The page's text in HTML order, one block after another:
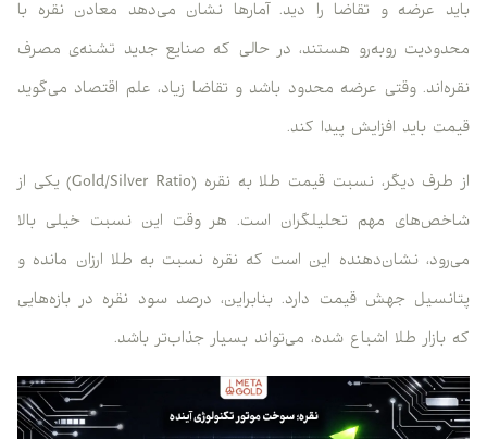
باید عرضه و تقاضا را دید. آمارها نشان می‌دهد معادن نقره با
محدودیت روبه‌رو هستند، در حالی که صنایع جدید تشنه‌ی مصرف
نقره‌اند. وقتی عرضه محدود باشد و تقاضا زیاد، علم اقتصاد می‌گوید
قیمت باید افزایش پیدا کند.
از طرف دیگر، نسبت قیمت طلا به نقره (Gold/Silver Ratio) یکی از
شاخص‌های مهم تحلیلگران است. هر وقت این نسبت خیلی بالا
می‌رود، نشان‌دهنده این است که نقره نسبت به طلا ارزان مانده و
پتانسیل جهش قیمت دارد. بنابراین، درصد سود نقره در بازه‌هایی
که بازار طلا اشباع شده، می‌تواند بسیار جذاب‌تر باشد.